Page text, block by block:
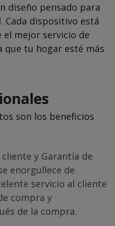
diseño pensado para
Cada dispositivo está
mejor servicio de
que tu hogar esté más
son los beneficios
y Garantía de
enorgullece de
servicio al cliente
compra y
de la compra.